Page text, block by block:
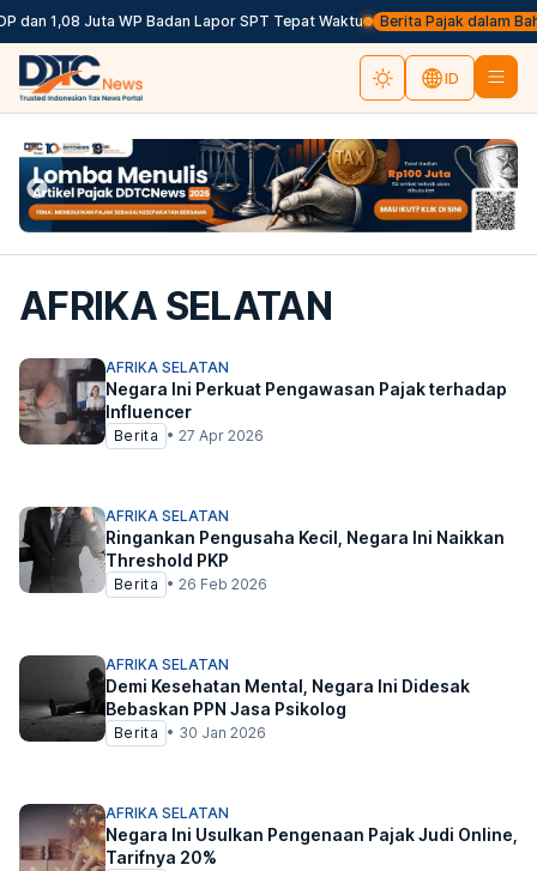
dan 1,08 Juta WP Badan Lapor SPT Tepat Waktu Berita Pajak dalam
ID
AFRIKA SELATAN
AFRIKA SELATAN
Negara Ini Perkuat Pengawasan Pajak terhadap
Influencer
Berita • 27 Apr 2026
AFRIKA SELATAN
Ringankan Pengusaha Kecil, Negara Ini Naikkan
Threshold PKP
Berita • 26 Feb 2026
AFRIKA SELATAN
Demi Kesehatan Mental, Negara Ini Didesak
Bebaskan PPN Jasa Psikolog
Berita • 30 Jan 2026
AFRIKA SELATAN
Negara Ini Usulkan Pengenaan Pajak Judi Online,
Tarifnya 20%